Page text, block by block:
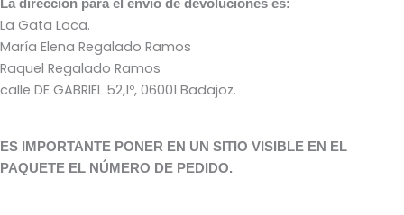
La dirección para el envío de devoluciones es:
La Gata Loca.
María Elena Regalado Ramos
Raquel Regalado Ramos
calle DE GABRIEL 52,1º, 06001 Badajoz.
ES IMPORTANTE PONER EN UN SITIO VISIBLE EN EL
PAQUETE EL NÚMERO DE PEDIDO.